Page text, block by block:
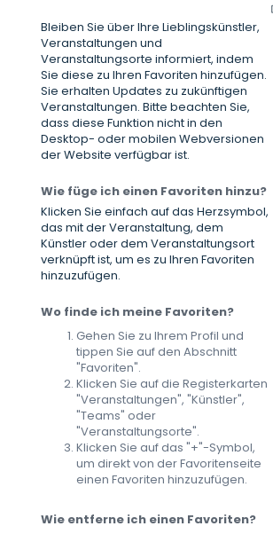
Bleiben Sie über Ihre Lieblingskünstler,
Veranstaltungen und
Veranstaltungsorte informiert, indem
Sie diese zu Ihren Favoriten hinzufügen.
Sie erhalten Updates zu zukünftigen
Veranstaltungen. Bitte beachten Sie,
dass diese Funktion nicht in den
Desktop- oder mobilen Webversionen
der Website verfügbar ist.
Wie füge ich einen Favoriten hinzu?
Klicken Sie einfach auf das Herzsymbol,
das mit der Veranstaltung, dem
Künstler oder dem Veranstaltungsort
verknüpft ist, um es zu Ihren Favoriten
hinzuzufügen.
Wo finde ich meine Favoriten?
Gehen Sie zu Ihrem Profil und
tippen Sie auf den Abschnitt
"Favoriten".
Klicken Sie auf die Registerkarten
"Veranstaltungen", "Künstler",
"Teams" oder
"Veranstaltungsorte".
Klicken Sie auf das "+"-Symbol,
um direkt von der Favoritenseite
einen Favoriten hinzuzufügen.
Wie entferne ich einen Favoriten?